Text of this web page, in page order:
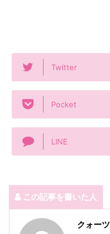
Twitter
Pocket
LINE
この記事を書いた人
クォーツ